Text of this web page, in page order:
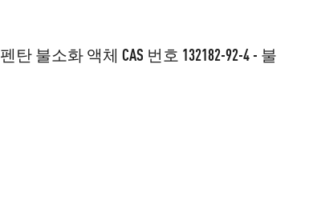
불소화 액체 CAS 번호 132182-92-4 - 불